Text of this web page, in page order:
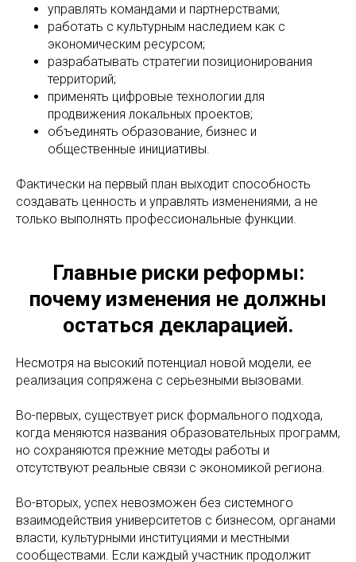
управлять командами и партнерствами;
работать с культурным наследием как с
экономическим ресурсом;
разрабатывать стратегии позиционирования
территорий;
применять цифровые технологии для
продвижения локальных проектов;
объединять образование, бизнес и
общественные инициативы.
Фактически на первый план выходит способность
создавать ценность и управлять изменениями, а не
только выполнять профессиональные функции.
Главные риски реформы:
почему изменения не должны
остаться декларацией.
Несмотря на высокий потенциал новой модели, ее
реализация сопряжена с серьезными вызовами.
Во-первых, существует риск формального подхода,
когда меняются названия образовательных программ,
но сохраняются прежние методы работы и
отсутствуют реальные связи с экономикой региона.
Во-вторых, успех невозможен без системного
взаимодействия университетов с бизнесом, органами
власти, культурными институциями и местными
сообществами. Если каждый участник продолжит